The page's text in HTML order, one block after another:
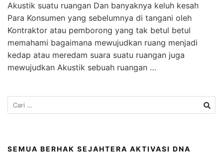
Akustik suatu ruangan Dan banyaknya keluh kesah
Para Konsumen yang sebelumnya di tangani oleh
Kontraktor atau pemborong yang tak betul betul
memahami bagaimana mewujudkan ruang menjadi
kedap atau meredam suara suatu ruangan juga
mewujudkan Akustik sebuah ruangan …
SEMUA BERHAK SEJAHTERA AKTIVASI DNA